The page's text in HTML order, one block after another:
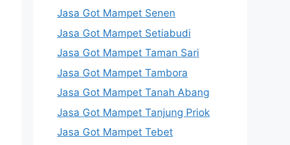
Jasa Got Mampet Senen
Jasa Got Mampet Setiabudi
Jasa Got Mampet Taman Sari
Jasa Got Mampet Tambora
Jasa Got Mampet Tanah Abang
Jasa Got Mampet Tanjung Priok
Jasa Got Mampet Tebet